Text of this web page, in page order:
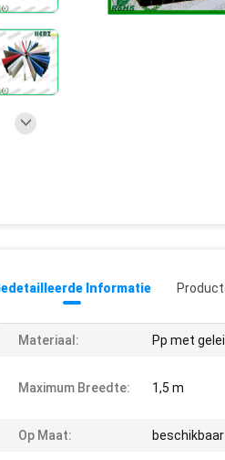
Informatie
Materiaal: Pp met
Maximum Breedte: 1,5 m
Op Maat: beschikbaar